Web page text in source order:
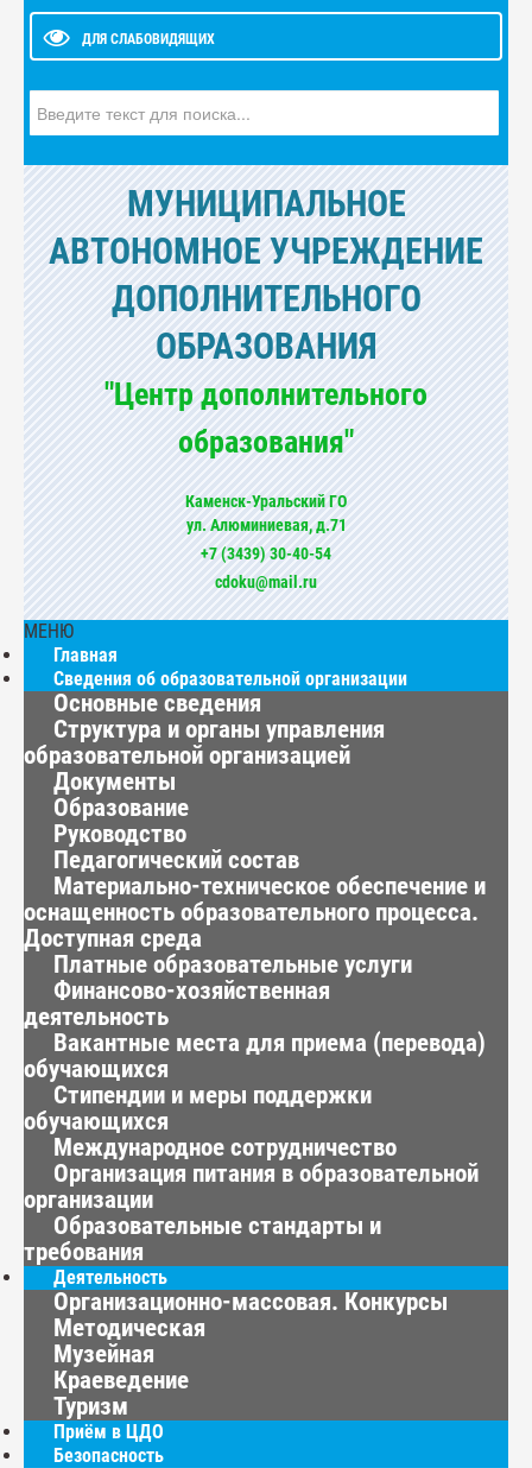
ДЛЯ СЛАБОВИДЯЩИХ
МУНИЦИПАЛЬНОЕ
АВТОНОМНОЕ УЧРЕЖДЕНИЕ
ДОПОЛНИТЕЛЬНОГО
ОБРАЗОВАНИЯ
"Центр дополнительного
образования"
Каменск-Уральский ГО
ул. Алюминиевая, д.71
+7 (3439) 30-40-54
cdoku@mail.ru
МЕНЮ
Главная
Сведения об образовательной организации
Основные сведения
Структура и органы управления
образовательной организацией
Документы
Образование
Руководство
Педагогический состав
Материально-техническое обеспечение и
оснащенность образовательного процесса.
Доступная среда
Платные образовательные услуги
Финансово-хозяйственная
деятельность
Вакантные места для приема (перевода)
обучающихся
Стипендии и меры поддержки
обучающихся
Международное сотрудничество
Организация питания в образовательной
организации
Образовательные стандарты и
требования
Деятельность
Организационно-массовая. Конкурсы
Методическая
Музейная
Краеведение
Туризм
Приём в ЦДО
Безопасность